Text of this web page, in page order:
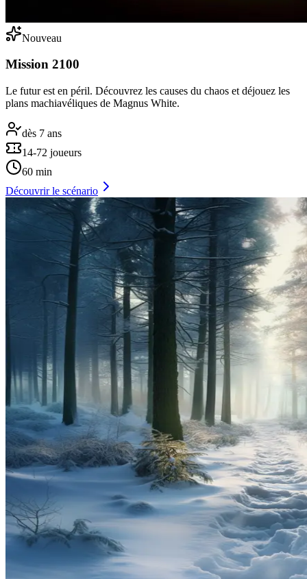
Nouveau
Mission 2100
Le futur est en péril. Découvrez les causes du chaos et déjouez les
plans machiavéliques de Magnus White.
dès 7 ans
14-72 joueurs
60 min
Découvrir le scénario